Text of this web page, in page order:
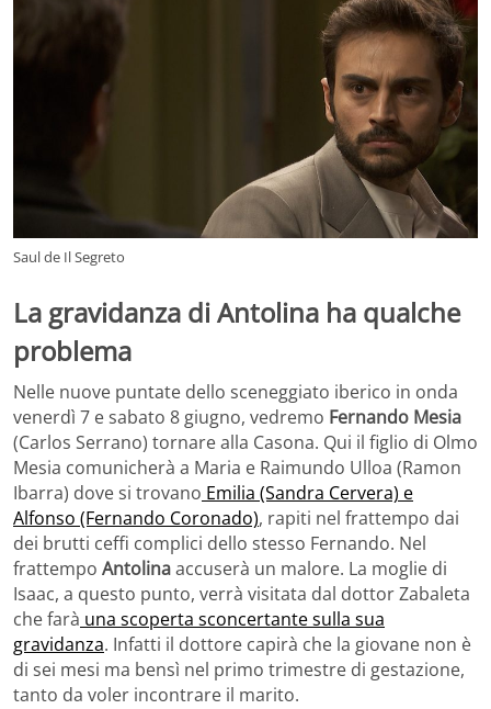
Saul de Il Segreto
La gravidanza di Antolina ha qualche
problema
Nelle nuove puntate dello sceneggiato iberico in onda
venerdì 7 e sabato 8 giugno, vedremo Fernando Mesia
(Carlos Serrano) tornare alla Casona. Qui il figlio di Olmo
Mesia comunicherà a Maria e Raimundo Ulloa (Ramon
Ibarra) dove si trovano Emilia (Sandra Cervera) e
Alfonso (Fernando Coronado), rapiti nel frattempo dai
dei brutti ceffi complici dello stesso Fernando. Nel
frattempo Antolinaaccuserà un malore. La moglie di
Isaac, a questo punto, verrà visitata dal dottor Zabaleta
che farà una scoperta sconcertante sulla sua
gravidanza. Infatti il dottore capirà che la giovane non è
di sei mesi ma bensì nel primo trimestre di gestazione,
tanto da voler incontrare il marito.